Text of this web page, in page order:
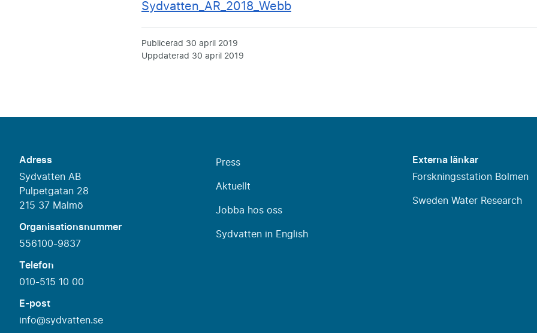
Sydvatten_AR_2018_Webb
Publicerad 30 april 2019
Uppdaterad 30 april 2019
Adress
Sydvatten AB
Pulpetgatan 28
215 37 Malmö
Organisationsnummer
556100-9837
Telefon
010-515 10 00
E-post
info@sydvatten.se
Press
Aktuellt
Jobba hos oss
Sydvatten in English
Externa länkar
Forskningsstation Bolmen
Sweden Water Research